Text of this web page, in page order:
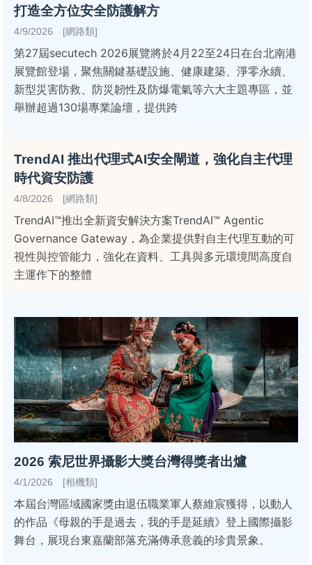
打造全方位安全防護解方
4/9/2026 [網路類]
第27屆secutech 2026展覽將於4月22至24日在台北南港
展覽館登場，聚焦關鍵基礎設施、健康建築、淨零永續、
新型災害防救、防災韌性及防爆電氣等六大主題專區，並
舉辦超過130場專業論壇，提供跨
TrendAI 推出代理式AI安全閘道，強化自主代理
時代資安防護
4/8/2026 [網路類]
TrendAI™推出全新資安解決方案TrendAI™ Agentic
Governance Gateway，為企業提供對自主代理互動的可
視性與控管能力，強化在資料、工具與多元環境間高度自
主運作下的整體
2026 索尼世界攝影大獎台灣得獎者出爐
4/1/2026 [相機類]
本屆台灣區域國家獎由退伍職業軍人蔡維宸獲得，以動人
的作品《母親的手是過去，我的手是延續》登上國際攝影
舞台，展現台東嘉蘭部落充滿傳承意義的珍貴景象。